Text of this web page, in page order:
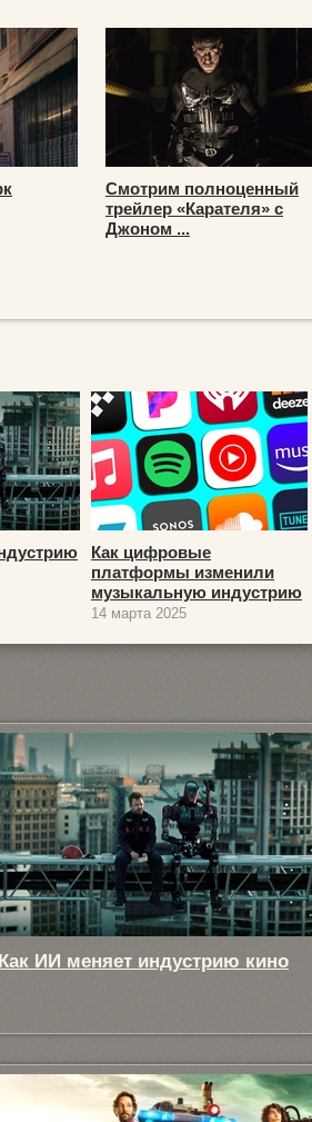
Смотрим полноценный
трейлер «Карателя» с
Джоном ...
Как цифровые
платформы изменили
музыкальную индустрию
14 марта 2025
Как ИИ меняет индустрию кино